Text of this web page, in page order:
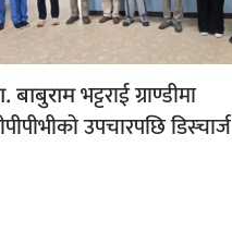
बाबुरामभट्टराई ग्राण्डीमा
उपचारपछि डिस्चार्ज